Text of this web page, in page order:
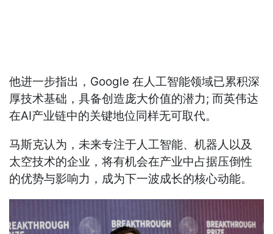
他进一步指出，Google 在人工智能领域已累积深
厚技术基础，具备创造庞大价值的潜力; 而英伟达
在AI产业链中的关键地位同样无可取代。
马斯克认为，未来专注于人工智能、机器人以及
太空技术的企业，将有机会在产业中占据压倒性
的优势与影响力，成为下一波成长的核心动能。